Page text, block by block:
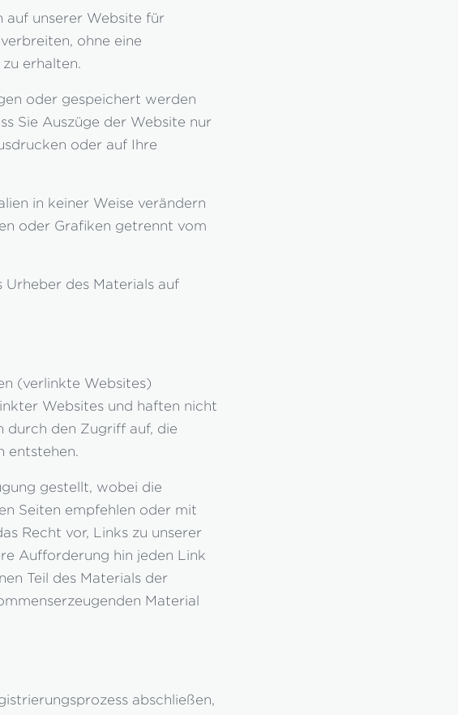
auf unserer Website für
ohne eine
erhalten.
oder gespeichert werden
Sie Auszüge der Website nur
oder auf Ihre
in keiner Weise verändern
oder Grafiken getrennt vom
des Materials auf
(verlinkte Websites)
Websites und haften nicht
durch den Zugriff auf, die
entstehen.
gestellt, wobei die
Seiten empfehlen oder mit
Recht vor, Links zu unserer
Aufforderung hin jeden Link
Teil des Materials der
Material
abschließen,